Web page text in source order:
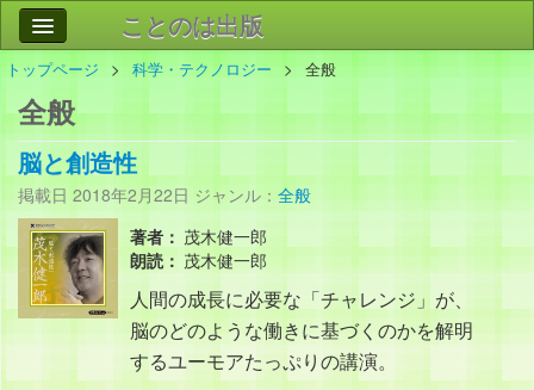
ことのは出版
作品
事業案内
お問い合わせ
トップページ 科学・テクノロジー 全般
全般
脳と創造性
掲載日 2018年2月22日 ジャンル： 全般
著者： 茂木健一郎
朗読： 茂木健一郎
人間の成長に必要な「チャレンジ」が、
脳のどのような働きに基づくのかを解明
するユーモアたっぷりの講演。